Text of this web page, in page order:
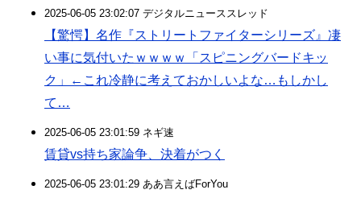
2025-06-05 23:02:07 デジタルニューススレッド
【驚愕】名作『ストリートファイターシリーズ』凄
い事に気付いたｗｗｗｗ「スピニングバードキッ
ク」←これ冷静に考えておかしいよな…もしかし
て…
2025-06-05 23:01:59 ネギ速
賃貸vs持ち家論争、決着がつく
2025-06-05 23:01:29 ああ言えばForYou